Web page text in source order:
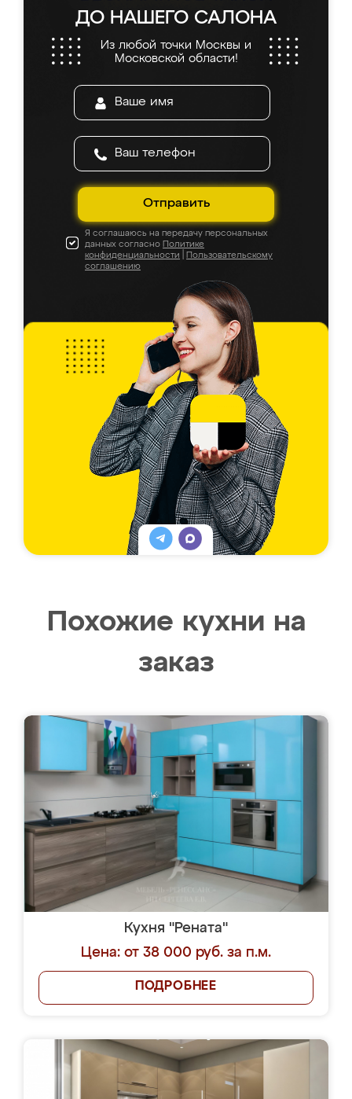
ДО НАШЕГО САЛОНА
Из любой точки Москвы и
Московской области!
Отправить
Я соглашаюсь на передачу персональных
данных согласно Политике
конфиденциальности
Пользовательскому
соглашению
Похожие кухни на
заказ
Кухня "Рената"
Цена: от 38 000 руб. за п.м.
ПОДРОБНЕЕ